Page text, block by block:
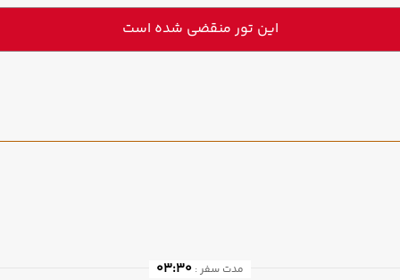
این تور منقضی شده است
مدت سفر : 03:30